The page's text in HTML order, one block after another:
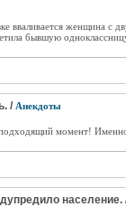
вваливается женщина с
бывшую
/ Анекдоты
момент!
население.